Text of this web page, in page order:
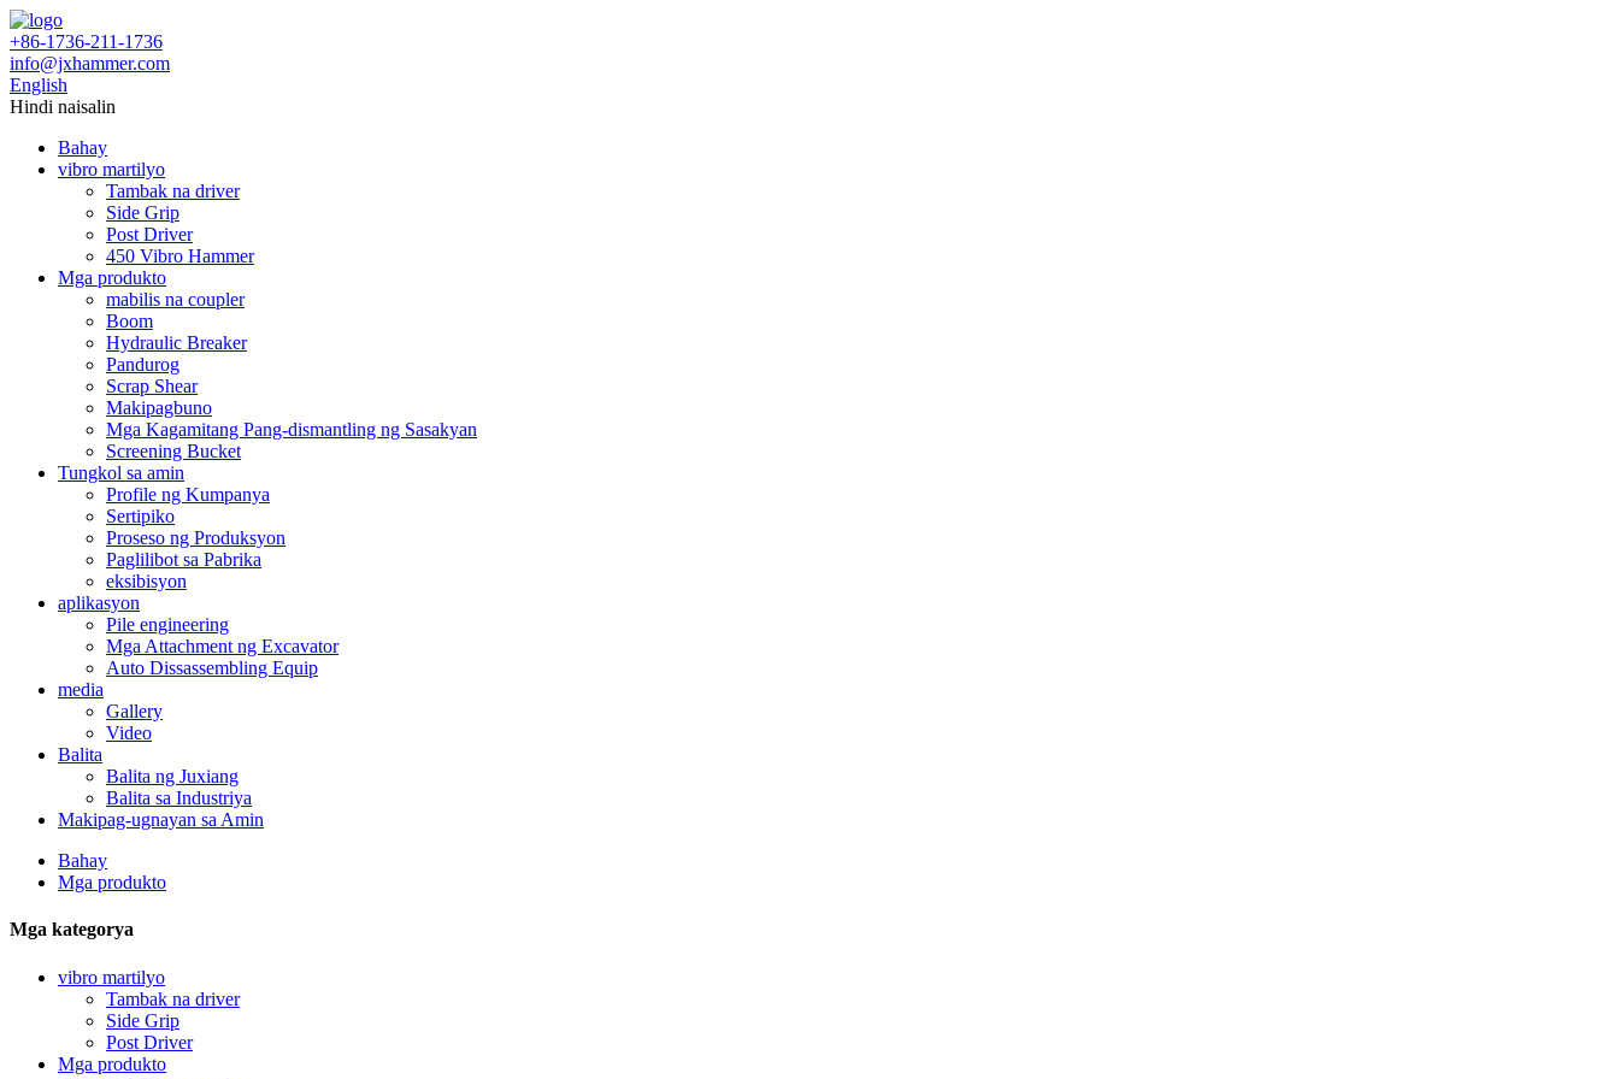
+86-1736-211-1736
info@jxhammer.com
English
Hindi naisalin
Bahay
vibro martilyo
Tambak na driver
Side Grip
Post Driver
450 Vibro Hammer
Mga produkto
mabilis na coupler
Boom
Hydraulic Breaker
Pandurog
Scrap Shear
Makipagbuno
Mga Kagamitang Pang-dismantling ng Sasakyan
Screening Bucket
Tungkol sa amin
Profile ng Kumpanya
Sertipiko
Proseso ng Produksyon
Paglilibot sa Pabrika
eksibisyon
aplikasyon
Pile engineering
Mga Attachment ng Excavator
Auto Dissassembling Equip
media
Gallery
Video
Balita
Balita ng Juxiang
Balita sa Industriya
Makipag-ugnayan sa Amin
Bahay
Mga produkto
Mga kategorya
vibro martilyo
Tambak na driver
Side Grip
Post Driver
Mga produkto